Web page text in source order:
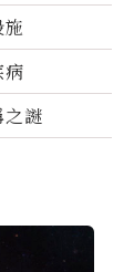
病
之謎